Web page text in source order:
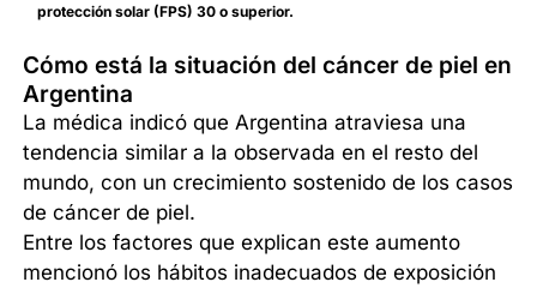
protección solar (FPS) 30 o superior.
Cómo está la situación del cáncer de piel en
Argentina
La médica indicó que Argentina atraviesa una
tendencia similar a la observada en el resto del
mundo, con un crecimiento sostenido de los casos
de cáncer de piel.
Entre los factores que explican este aumento
mencionó los hábitos inadecuados de exposición